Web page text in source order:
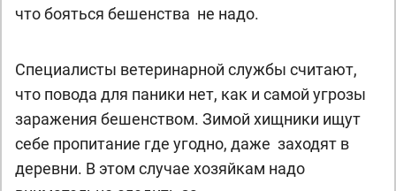
что бояться бешенства не надо.
Специалисты ветеринарной службы считают,
что повода для паники нет, как и самой угрозы
заражения бешенством. Зимой хищники ищут
себе пропитание где угодно, даже заходят в
деревни. В этом случае хозяйкам надо